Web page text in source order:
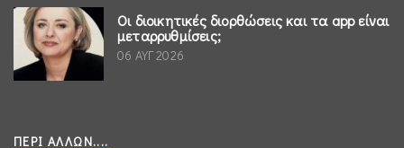
Οι διοικητικές διορθώσεις και τα app είναι
μεταρρυθμίσεις;
06 ΑΥΓ 2026
ΠΕΡΊ ΆΛΛΩΝ....